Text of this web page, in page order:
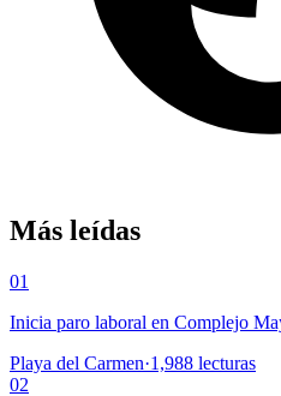
Más leídas
01
Inicia paro laboral en Complejo
Playa del Carmen·1,988 lecturas
02